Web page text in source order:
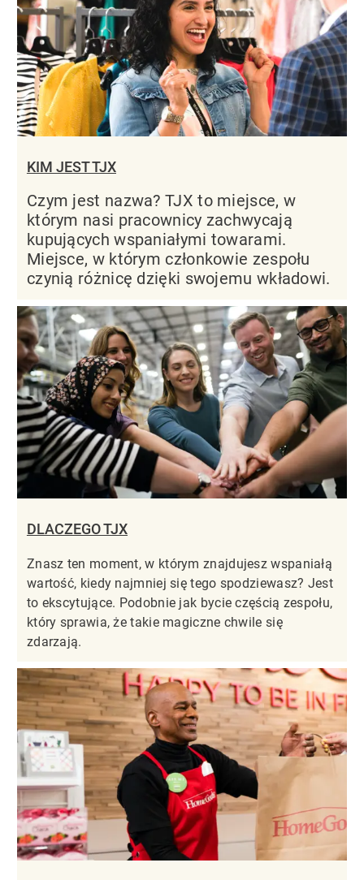
KIM JEST TJX
Czym jest nazwa? TJX to miejsce, w
którym nasi pracownicy zachwycają
kupujących wspaniałymi towarami.
Miejsce, w którym członkowie zespołu
czynią różnicę dzięki swojemu wkładowi.
DLACZEGO TJX
Znasz ten moment, w którym znajdujesz wspaniałą
wartość, kiedy najmniej się tego spodziewasz? Jest
to ekscytujące. Podobnie jak bycie częścią zespołu,
który sprawia, że takie magiczne chwile się
zdarzają.